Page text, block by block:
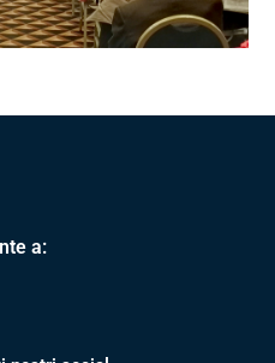
a: